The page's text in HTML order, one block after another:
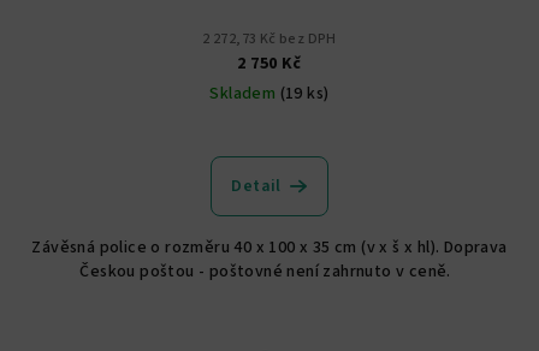
2 272,73 Kč bez DPH
2 750 Kč
Skladem (19 ks)
Detail
Závěsná police o rozměru 40 x 100 x 35 cm (v x š x hl). Doprava
Českou poštou - poštovné není zahrnuto v ceně.